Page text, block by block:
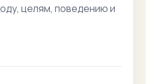
целям, поведению и